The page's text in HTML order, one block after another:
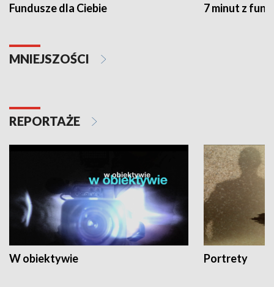
Fundusze dla Ciebie 7 minut z
MNIEJSZOŚCI
REPORTAŻE
W obiektywie Portrety